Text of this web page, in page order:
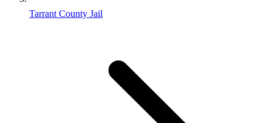
Tarrant County Jail